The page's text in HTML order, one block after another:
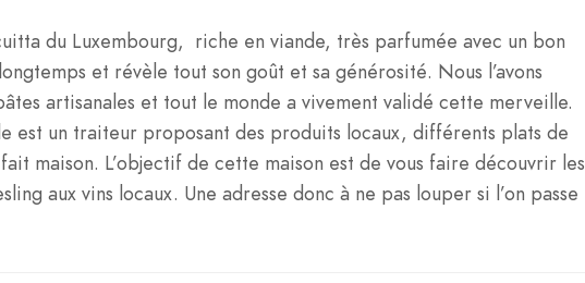
du Luxembourg, riche en viande, très parfumée avec un bon
et révèle tout son goût et sa générosité. Nous l’avons
artisanales et tout le monde a vivement validé cette merveille.
est un traiteur proposant des produits locaux, différents plats de
maison. L’objectif de cette maison est de vous faire découvrir les
aux vins locaux. Une adresse donc à ne pas louper si l’on passe